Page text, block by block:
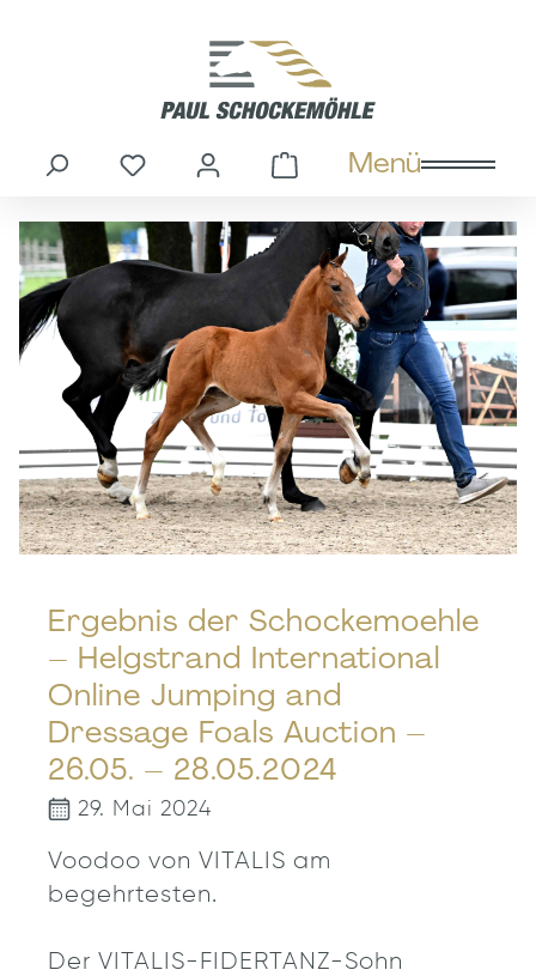
Menü
Du hast 0 Produkte auf dem
Warenkorb
Ergebnis der Schockemoehle
– Helgstrand International
Online Jumping and
Dressage Foals Auction –
26.05. – 28.05.2024
29. Mai 2024
Voodoo von VITALIS am
begehrtesten.
Der VITALIS-FIDERTANZ-Sohn